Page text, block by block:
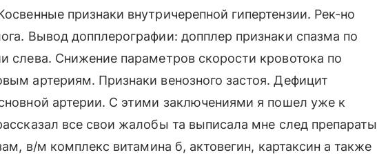
признаки внутричерепной гипертензии. Рек-но
Вывод допплерографии: допплер признаки спазма по
слева. Снижение параметров скорости кровотока по
артериям. Признаки венозного застоя. Дефицит
артерии. С этими заключениями я пошел уже к
все свои жалобы та выписала мне след препараты
в/м комплекс витамина б, актовегин, картаксин а также